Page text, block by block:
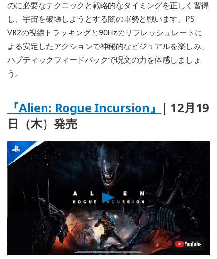
のに必要なテクニックと戦略的なタイミングを正しく習得
し、宇宙を破壊しようとする闇の軍勢と戦います。PS
VR2の視線トラッキングと90Hzのリフレッシュレートに
よる安定したアクションで神秘的なビジュアルを楽しみ、
ハプティックフィードバックで呪文の力を体感しましょ
う。
『Alien: Rogue Incursion』 | 12月19
日（木）発売
Play
Video